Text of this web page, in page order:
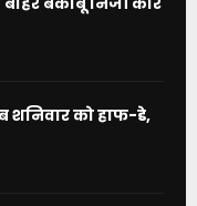
शनिवार को हाफ-डे,